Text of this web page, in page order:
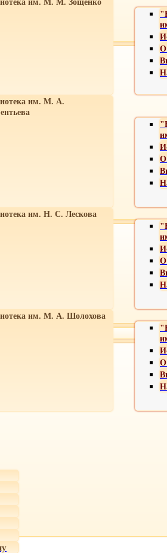
им. М. М. Зощенко
О
им. М. А.
О
им. Н. С. Лескова
О
им. М. А. Шолохова
О